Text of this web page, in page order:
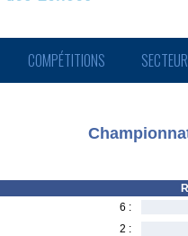
COMPÉTITIONS
6 :
2 :